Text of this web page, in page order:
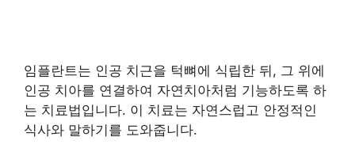
임플란트는 인공 치근을 턱뼈에 식립한 뒤, 그 위에
인공 치아를 연결하여 자연치아처럼 기능하도록 하
는 치료법입니다. 이 치료는 자연스럽고 안정적인
식사와 말하기를 도와줍니다.